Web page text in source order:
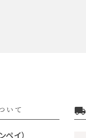
いて
イ）
local_shipping